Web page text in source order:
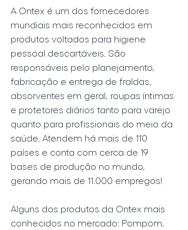
A Ontex é um dos fornecedores
mundiais mais reconhecidos em
produtos voltados para higiene
pessoal descartáveis. São
responsáveis pelo planejamento,
fabricação e entrega de fraldas,
absorventes em geral, roupas íntimas
e protetores diários tanto para varejo
quanto para profissionais do meio da
saúde. Atendem há mais de 110
países e conta com cerca de 19
bases de produção no mundo,
gerando mais de 11.000 empregos!
Alguns dos produtos da Ontex mais
conhecidos no mercado: Pompom,